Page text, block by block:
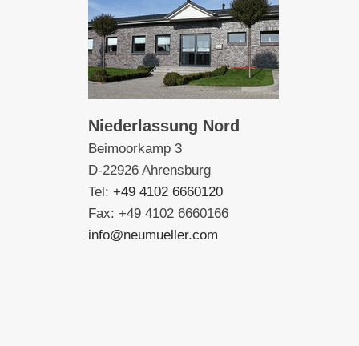
Niederlassung Nord
Beimoorkamp 3
D-22926 Ahrensburg
Tel: +49 4102 6660120
Fax: +49 4102 6660166
info@neumueller.com